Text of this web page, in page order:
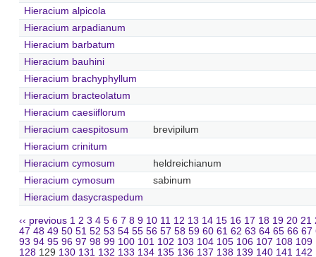
Hieracium alpicola
Hieracium arpadianum
Hieracium barbatum
Hieracium bauhini
Hieracium brachyphyllum
Hieracium bracteolatum
Hieracium caesiiflorum
Hieracium caespitosum
brevipilum
Hieracium crinitum
Hieracium cymosum
heldreichianum
Hieracium cymosum
sabinum
Hieracium dasycraspedum
‹‹ previous 1 2 3 4 5 6 7 8 9 10 11 12 13 14 15 16 17 18 19 20 21
47 48 49 50 51 52 53 54 55 56 57 58 59 60 61 62 63 64 65 66 67
93 94 95 96 97 98 99 100 101 102 103 104 105 106 107 108 109
128 129 130 131 132 133 134 135 136 137 138 139 140 141 142